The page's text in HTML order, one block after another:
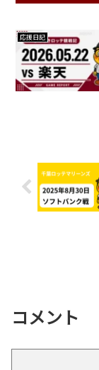
応援日記
コメント